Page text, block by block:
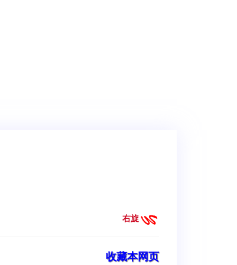
右旋
收藏本网页